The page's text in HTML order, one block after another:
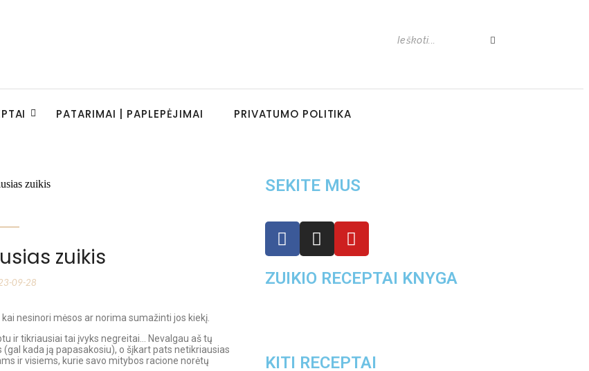
PATARIMAI | PAPLEPĖJIMAI PRIVATUMO POLITIKA
zuikis
09-28
nesinori mėsos ar norima sumažinti jos kiekį.
ir tikriausiai tai įvyks negreitai… Nevalgau aš tų
kada ją papasakosiu), o šįkart pats netikriausias
ir visiems, kurie savo mitybos racione norėtų
SEKITE MUS
ZUIKIO RECEPTAI KNYGA
KITI RECEPTAI